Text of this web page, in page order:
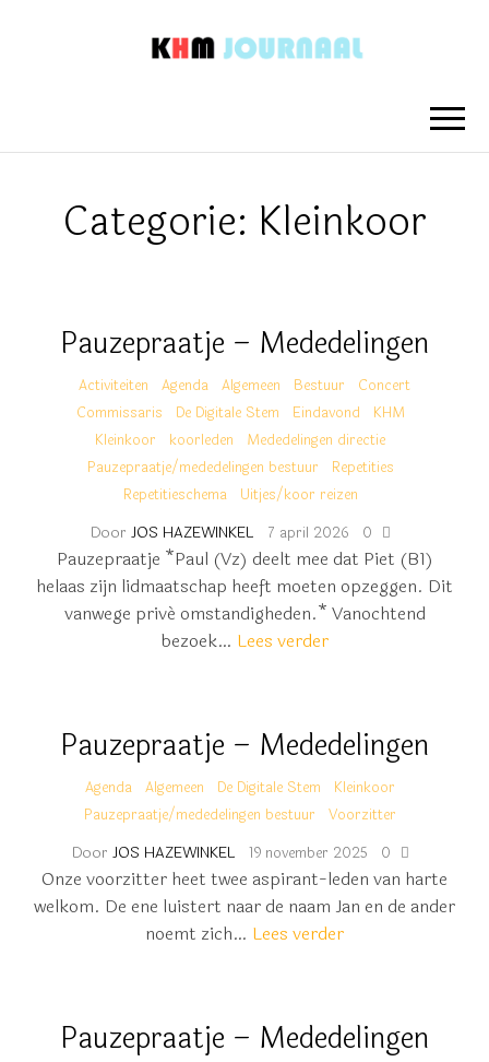
KHM
JOURNAAL
Nieuwsberichten van het Koninklijk
Categorie: Kleinkoor
Pauzepraatje – Mededelingen
Activiteiten Agenda Algemeen Bestuur
Concert
Commissaris
De Digitale Stem Eindavond
KHM
Kleinkoor
koorleden
Mededelingen directie
Pauzepraatje/mededelingen bestuur
Repetities
Repetitieschema
Uitjes/koor reizen
Door JOS HAZEWINKEL 7 april 2026 0
Pauzepraatje *Paul (Vz) deelt mee dat Piet (B1)
helaas zijn lidmaatschap heeft moeten opzeggen. Dit
vanwege privé omstandigheden.* Vanochtend
bezoek… Lees verder
Pauzepraatje – Mededelingen
Agenda Algemeen De Digitale Stem
Kleinkoor
Pauzepraatje/mededelingen bestuur
Voorzitter
Door JOS HAZEWINKEL 19 november 2025 0
Onze voorzitter heet twee aspirant-leden van harte
welkom. De ene luistert naar de naam Jan en de ander
noemt zich… Lees verder
Pauzepraatje – Mededelingen